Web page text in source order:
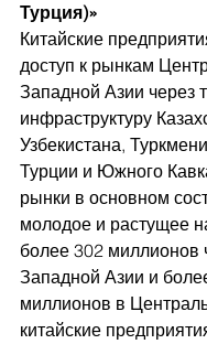
Турция)»
Китайские
доступ к рынкам
Западной Азии через
инфраструктуру
Узбекистана,
Турции и Южного
рынки в основном
молодое и растущее
более 302 миллионов
Западной Азии и
миллионов в
китайские